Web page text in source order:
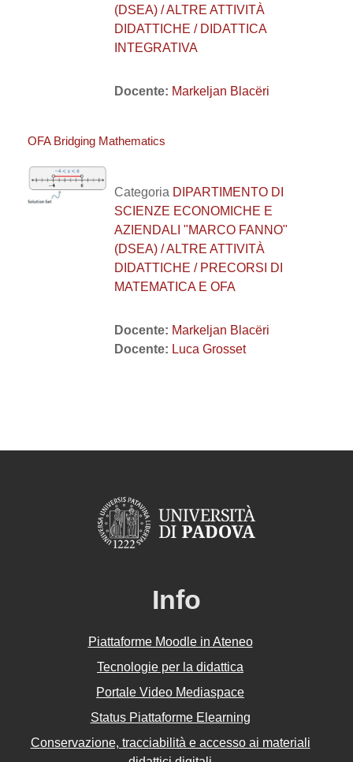
(DSEA) / ALTRE ATTIVITÀ
DIDATTICHE / DIDATTICA
INTEGRATIVA
Docente: Markeljan Blacëri
OFA Bridging Mathematics
Categoria DIPARTIMENTO DI
SCIENZE ECONOMICHE E
AZIENDALI "MARCO FANNO"
(DSEA) / ALTRE ATTIVITÀ
DIDATTICHE / PRECORSI DI
MATEMATICA E OFA
Docente: Markeljan Blacëri
Docente: Luca Grosset
Info
Piattaforme Moodle in Ateneo
Tecnologie per la didattica
Portale Video Mediaspace
Status Piattaforme Elearning
Conservazione, tracciabilità e accesso ai materiali